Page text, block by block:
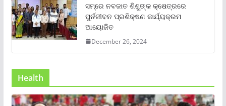
ସମ୍‌ରେ ନବଜାତ ଶିଶୁଙ୍କ କ୍ଷେତ୍ରରେ
ପୁର୍ନଜୀବନ ପ୍ରଶିକ୍ଷଣ କାର୍ଯ୍ୟକ୍ରମ
ଆୟୋଜିତ
December 26, 2024
Health